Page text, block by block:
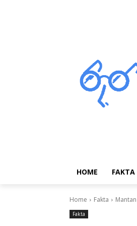
HOME FAKTA
Home Fakta
Fakta